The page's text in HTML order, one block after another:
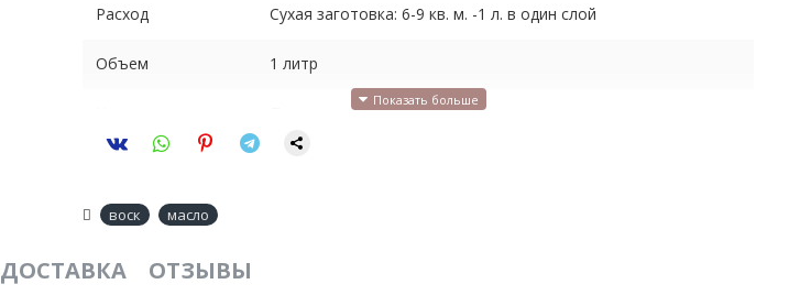
Расход Сухая заготовка: 6-9 кв. м. -1 л. в один слой
Объем 1 литр
Прозрачный, шелковистый блеск
Состав
Хранение
воск масло
ДОСТАВКА ОТЗЫВЫ